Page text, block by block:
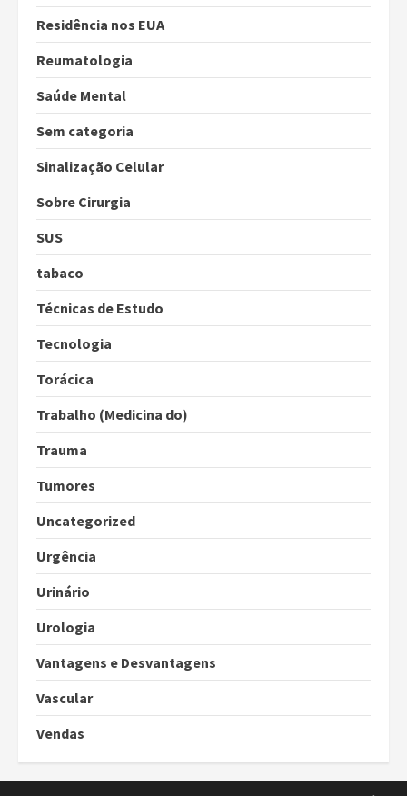
Residência nos EUA
Reumatologia
Saúde Mental
Sem categoria
Sinalização Celular
Sobre Cirurgia
SUS
tabaco
Técnicas de Estudo
Tecnologia
Torácica
Trabalho (Medicina do)
Trauma
Tumores
Uncategorized
Urgência
Urinário
Urologia
Vantagens e Desvantagens
Vascular
Vendas